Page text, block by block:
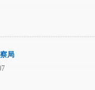
局